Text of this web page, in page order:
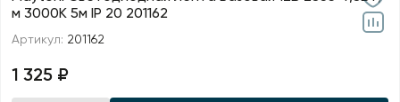
м 3000K 5м IP 20 201162
Артикул: 201162
1 325 ₽